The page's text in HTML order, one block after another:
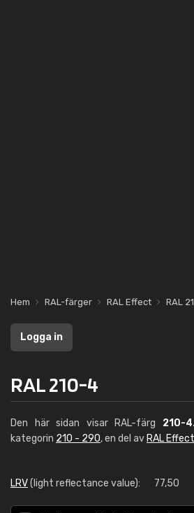
Hem RAL-färger RAL Effect RAL
Logga in
RAL 210-4
Den här sidan visar RAL-färg 210-4
kategorin 210 - 290, en del av RAL Effect
LRV(light reflectance value): 77,50